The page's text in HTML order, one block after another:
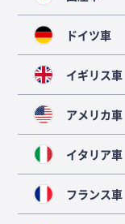
ドイツ車
イギリス車
アメリカ車
イタリア車
フランス車